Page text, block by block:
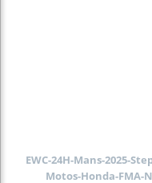
EWC-24H-Mans-2025-
Motos-Honda-FMA-